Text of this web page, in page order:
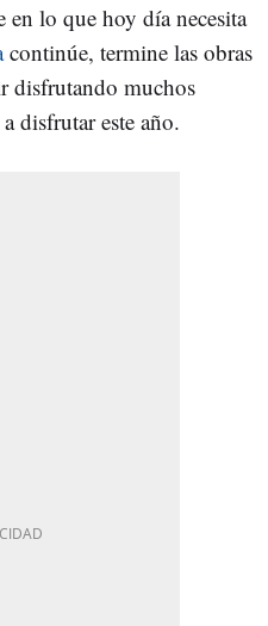
lo que hoy día necesita
continúe, termine las obras
disfrutando muchos
disfrutar este año.